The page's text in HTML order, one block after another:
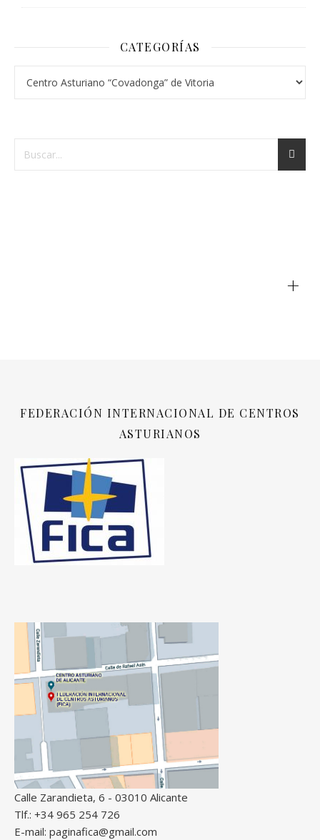
CATEGORÍAS
+
FEDERACIÓN INTERNACIONAL DE CENTROS
ASTURIANOS
Calle Zarandieta, 6 - 03010 Alicante
Tlf.: +34 965 254 726
E-mail: paginafica@gmail.com